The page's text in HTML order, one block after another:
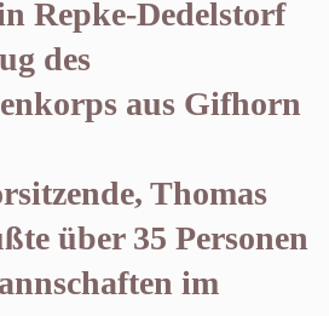
Repke-Dedelstorf
des
aus Gifhorn
Thomas
über 35 Personen
im